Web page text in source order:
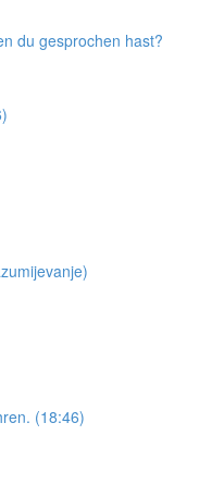
du gesprochen hast?
(18:46)